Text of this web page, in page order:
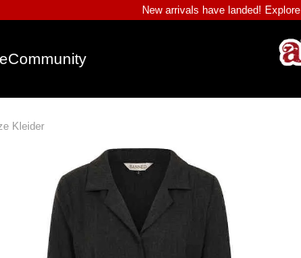
New arrivals have landed! Explore
Community
Kleider